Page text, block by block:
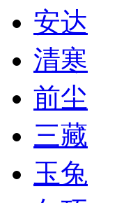
安达
清寒
前尘
三藏
玉兔